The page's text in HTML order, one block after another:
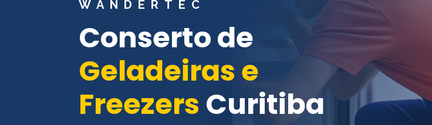
WANDERTEC
Conserto de
Geladeiras e
Freezers Curitiba